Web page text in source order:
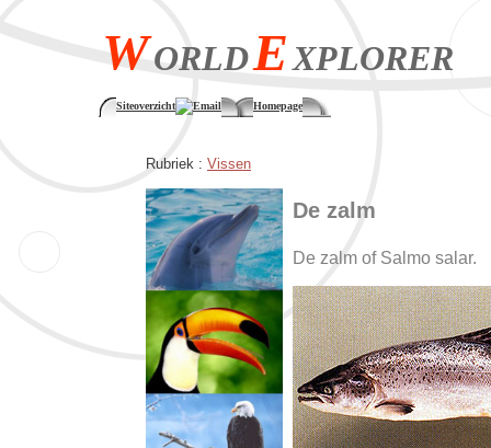
WORLDEXPLORER
Siteoverzicht Email Homepage
Rubriek : Vissen
De zalm
De zalm of Salmo salar.